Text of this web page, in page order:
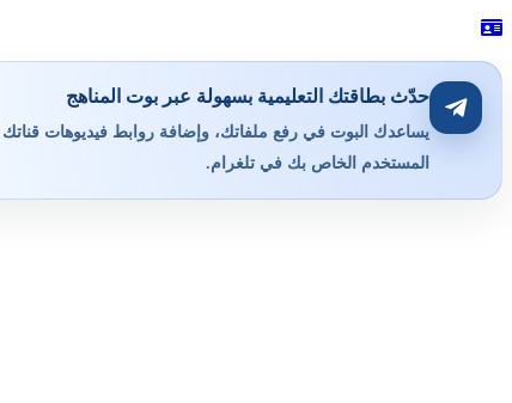
حدّث بطاقتك التعليمية بسهولة عبر بوت المناهج
يساعدك البوت في رفع ملفاتك، وإضافة روابط فيديوهات قناتك
المستخدم الخاص بك في تلغرام.